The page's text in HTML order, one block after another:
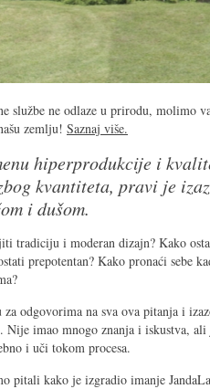
službe ne odlaze u prirodu, molimo
zemlju! Saznaj više.
hiperprodukcije i
kvantiteta, pravi je
i dušom.
tradiciju i moderan dizajn? Kako
prepotentan? Kako pronaći sebe
za odgovorima na sva ova pitanja i
Nije imao mnogo znanja i iskustva,
i uči tokom procesa.
pitali kako je izgradio imanje